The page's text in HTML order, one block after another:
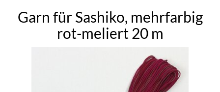
Garn für Sashiko, mehrfarbig
rot-meliert 20 m